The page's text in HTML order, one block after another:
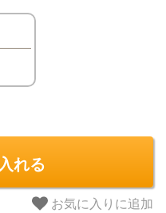
れる
お気に入りに追加